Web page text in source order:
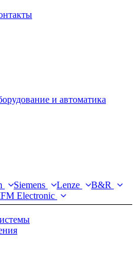
Siemens Lenze
B&R
Electronic